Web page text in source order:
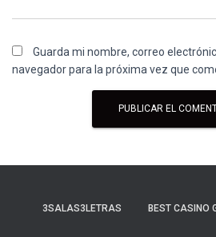
Guarda mi nombre, correo
navegador para la próxima vez que
3SALAS3LETRAS BEST CASINO